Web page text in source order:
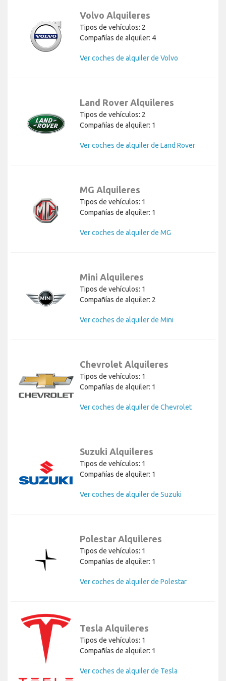
Volvo Alquileres
Tipos de vehículos: 2
Compañías de alquiler: 4
Ver coches de alquiler de Volvo
Land Rover Alquileres
Tipos de vehículos: 2
Compañías de alquiler: 1
Ver coches de alquiler de Land Rover
MG Alquileres
Tipos de vehículos: 1
Compañías de alquiler: 1
Ver coches de alquiler de MG
Mini Alquileres
Tipos de vehículos: 1
Compañías de alquiler: 2
Ver coches de alquiler de Mini
Chevrolet Alquileres
Tipos de vehículos: 1
Compañías de alquiler: 1
Ver coches de alquiler de Chevrolet
Suzuki Alquileres
Tipos de vehículos: 1
Compañías de alquiler: 1
Ver coches de alquiler de Suzuki
Polestar Alquileres
Tipos de vehículos: 1
Compañías de alquiler: 1
Ver coches de alquiler de Polestar
Tesla Alquileres
Tipos de vehículos: 1
Compañías de alquiler: 1
Ver coches de alquiler de Tesla